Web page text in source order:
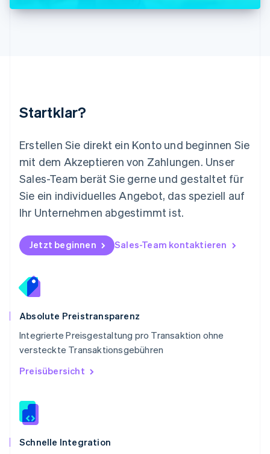
Startklar?
Erstellen Sie direkt ein Konto und beginnen Sie
mit dem Akzeptieren von Zahlungen. Unser
Sales-Team berät Sie gerne und gestaltet für
Sie ein individuelles Angebot, das speziell auf
Ihr Unternehmen abgestimmt ist.
Jetzt beginnen Sales-Team kontaktieren
Absolute Preistransparenz
Integrierte Preisgestaltung pro Transaktion ohne
versteckte Transaktionsgebühren
Preisübersicht
Schnelle Integration
Malta
Nederlands English
Norwegen
Österreich
Polen
English
Portugal
Português English
Rumänien
Schweden
Svenska English
Deutsch
Singapur
English
Slowakei
Slowenien
EnglishItaliano
Sonderverwaltungsregion Hongkong,
Spanien
Thailand
ไทยEnglish